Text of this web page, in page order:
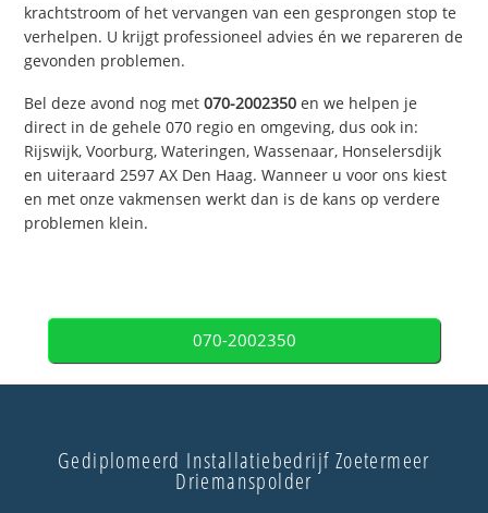
krachtstroom of het vervangen van een gesprongen stop te
verhelpen. U krijgt professioneel advies én we repareren de
gevonden problemen.
Bel deze avond nog met070-2002350 en we helpen je
direct in de gehele 070 regio en omgeving, dus ook in:
Rijswijk, Voorburg, Wateringen, Wassenaar, Honselersdijk
en uiteraard 2597 AX Den Haag. Wanneer u voor ons kiest
en met onze vakmensen werkt dan is de kans op verdere
problemen klein.
070-2002350
Gediplomeerd Installatiebedrijf Zoetermeer
Driemanspolder